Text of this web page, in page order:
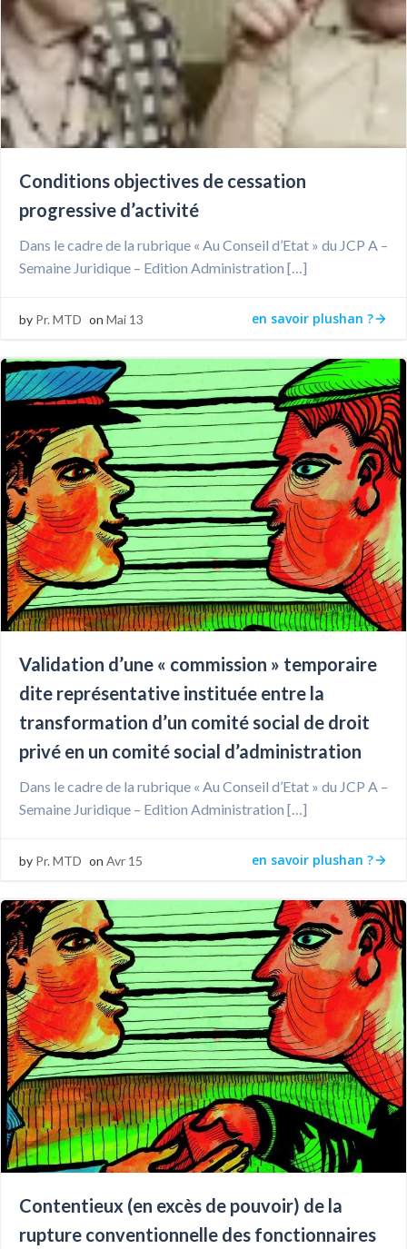
Conditions objectives de cessation
progressive d’activité
Dans le cadre de la rubrique « Au Conseil d’Etat » du JCP A –
Semaine Juridique – Edition Administration […]
by Pr. MTD on Mai 13 en savoir plushan ?
Validation d’une « commission » temporaire
dite représentative instituée entre la
transformation d’un comité social de droit
privé en un comité social d’administration
Dans le cadre de la rubrique « Au Conseil d’Etat » du JCP A –
Semaine Juridique – Edition Administration […]
by Pr. MTD on Avr 15 en savoir plushan ?
Contentieux (en excès de pouvoir) de la
rupture conventionnelle des fonctionnaires